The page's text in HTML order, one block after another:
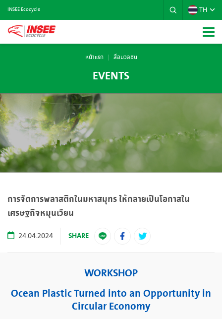
INSEE Ecocycle TH
หน้าแรก สื่อมวลชน
EVENTS
การจัดการพลาสติกในมหาสมุทร ให้กลายเป็นโอกาสใน
เศรษฐกิจหมุนเวียน
24.04.2024 SHARE
WORKSHOP
Ocean Plastic Turned into an Opportunity in
Circular Economy